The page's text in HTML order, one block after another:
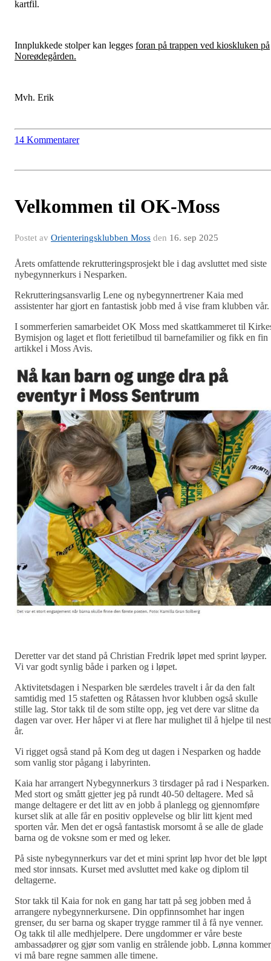
kartfil.
Innplukkede stolper kan legges foran på trappen ved kioskluken på
Noreødegården.
Mvh. Erik
14 Kommentarer
Velkommen til OK-Moss
Postet av Orienteringsklubben Moss den 16. sep 2025
Årets omfattende rekrutteringsprosjekt ble i dag avsluttet med siste
nybegynnerkurs i Nesparken.
Rekrutteringsansvarlig Lene og nybegynnertrener Kaia med
assistenter har gjort en fantastisk jobb med å vise fram klubben vår.
I sommerferien samarbeidet OK Moss med skattkammeret til
Bymisjon og laget et flott ferietilbud til barnefamilier og fikk en fin
artikkel i Moss Avis.
Deretter var det stand på Christian Fredrik løpet med sprint løyper.
Vi var godt synlig både i parken og i løpet.
Aktivitetsdagen i Nesparken ble særdeles travelt i år da den falt
samtidig med 15 stafetten og Råtassen hvor klubben også skulle
stille lag. Stor takk til de som stilte opp, jeg vet dere var slitne da
dagen var over. Her håper vi at flere har mulighet til å hjelpe til
år.
Vi rigget også stand på Kom deg ut dagen i Nesparken og hadde
som vanlig stor pågang i labyrinten.
Kaia har arrangert Nybegynnerkurs 3 tirsdager på rad i Nesparken.
Med stort og smått gjetter jeg på rundt 40-50 deltagere. Med så
mange deltagere er det litt av en jobb å planlegg og gjennomføre
kurset slik at alle får en positiv opplevelse og blir litt kjent med
sporten vår. Men det er også fantastisk morsomt å se alle de glade
barna og de voksne som er med og leker.
På siste nybegynnerkurs var det et mini sprint løp hvor det ble løpt
med stor innsats. Kurset med avsluttet med kake og diplom til
deltagerne.
Stor takk til Kaia for nok en gang har tatt på seg jobben med å
arrangere nybegynnerkursene. Din oppfinnsomhet har ingen
grenser, du ser barna og skaper trygge rammer til å få nye venner.
Og takk til alle medhjelpere. Dere ungdommer er våre beste
ambassadører og gjør som vanlig en strålende jobb. Lønna
vi må bare regne sammen alle timene.